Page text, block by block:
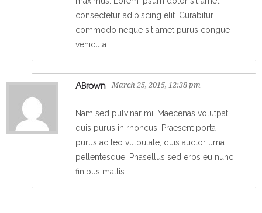
consectetur adipiscing elit. Curabitur
commodo neque sit amet purus congue
vehicula.
ABrown March 25, 2015, 12:38 pm
Nam sed pulvinar mi. Maecenas volutpat
quis purus in rhoncus. Praesent porta
purus ac leo vulputate, quis auctor urna
pellentesque. Phasellus sed eros eu nunc
finibus mattis.